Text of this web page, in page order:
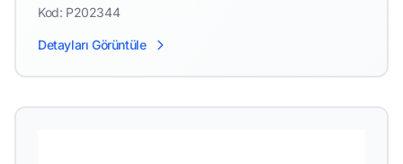
Kod: P202344
Detayları Görüntüle